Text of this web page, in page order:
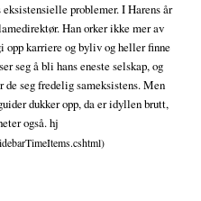
eksistensielle problemer. I Harens år
Han orker ikke mer av
opp karriere og byliv og heller finne
seg å bli hans eneste selskap, og
de seg fredelig sameksistens. Men
dukker opp, da er idyllen brutt,
også. hj